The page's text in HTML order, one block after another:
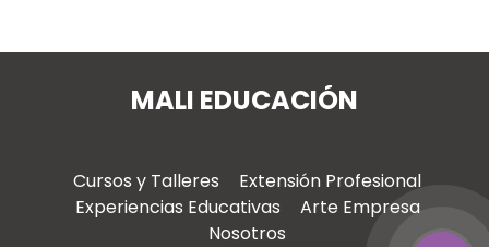
MALI EDUCACIÓN
Cursos y Talleres
Extensión Profesional
Experiencias Educativas